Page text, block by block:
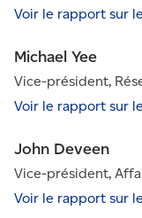
Voir le rapport sur
Michael Yee
Vice-président,
Voir le rapport sur
John Deveen
Vice-président,
Voir le rapport sur